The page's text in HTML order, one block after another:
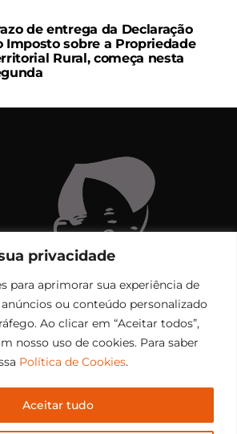
privacidade
para aprimorar sua experiência de
ou conteúdo personalizado
Ao clicar em “Aceitar todos”,
nosso uso de cookies. Para saber
Política de Cookies.
Aceitar tudo
de entrega da Declaração
Imposto sobre a Propriedade
Rural, começa nesta